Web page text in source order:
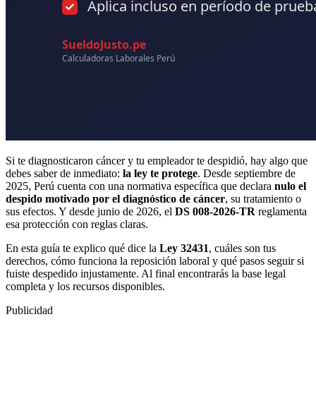
Si te diagnosticaron cáncer y tu empleador te despidió, hay algo que
debes saber de inmediato: la ley te protege. Desde septiembre de
2025, Perú cuenta con una normativa específica que declara nulo el
despido motivado por el diagnóstico de cáncer, su tratamiento o
sus efectos. Y desde junio de 2026, el DS 008-2026-TR reglamenta
esa protección con reglas claras.
En esta guía te explico qué dice la Ley 32431, cuáles son tus
derechos, cómo funciona la reposición laboral y qué pasos seguir si
fuiste despedido injustamente. Al final encontrarás la base legal
completa y los recursos disponibles.
Publicidad